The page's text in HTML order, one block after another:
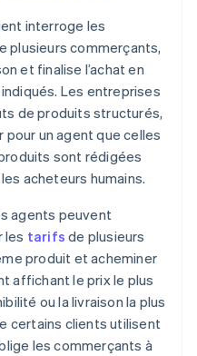
interroge les
plusieurs commerçants,
et finalise l’achat en
Les entreprises
de produits structurés,
un agent que celles
sont rédigées
acheteurs humains.
agents peuvent
les tarifs de plusieurs
produit et acheminer
affichant le prix le plus
ou la livraison la plus
certains clients utilisent
les commerçants à